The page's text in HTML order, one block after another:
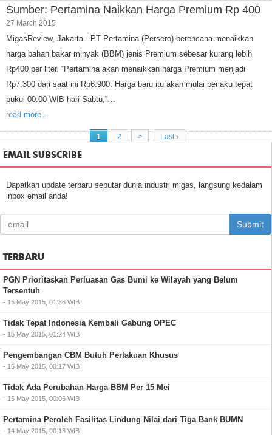
Sumber: Pertamina Naikkan Harga Premium Rp 400
27 March 2015
MigasReview, Jakarta - PT Pertamina (Persero) berencana menaikkan
harga bahan bakar minyak (BBM) jenis Premium sebesar kurang lebih
Rp400 per liter. “Pertamina akan menaikkan harga Premium menjadi
Rp7.300 dari saat ini Rp6.900. Harga baru itu akan mulai berlaku tepat
pukul 00.00 WIB hari Sabtu,”…
read more...
1 2 > Last ›
EMAIL SUBSCRIBE
Dapatkan update terbaru seputar dunia industri migas, langsung kedalam
inbox email anda!
Submit
TERBARU
PGN Prioritaskan Perluasan Gas Bumi ke Wilayah yang Belum
Tersentuh
- 15 May 2015, 01:36 WIB
Tidak Tepat Indonesia Kembali Gabung OPEC
- 15 May 2015, 01:24 WIB
Pengembangan CBM Butuh Perlakuan Khusus
- 15 May 2015, 00:17 WIB
Tidak Ada Perubahan Harga BBM Per 15 Mei
- 15 May 2015, 00:06 WIB
Pertamina Peroleh Fasilitas Lindung Nilai dari Tiga Bank BUMN
- 14 May 2015, 00:13 WIB